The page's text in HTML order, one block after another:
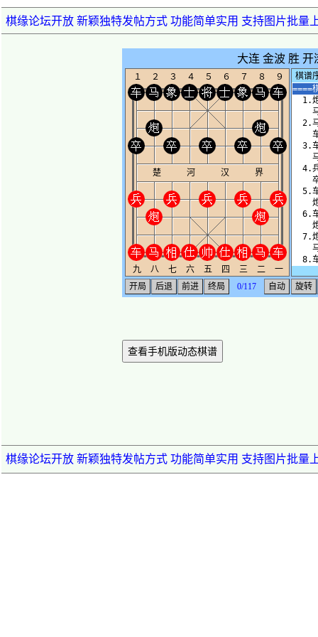
棋缘论坛开放 新颖独特发帖方式 功能简单实用 支持图片批量
查看手机版动态棋谱
棋缘论坛开放 新颖独特发帖方式 功能简单实用 支持图片批量